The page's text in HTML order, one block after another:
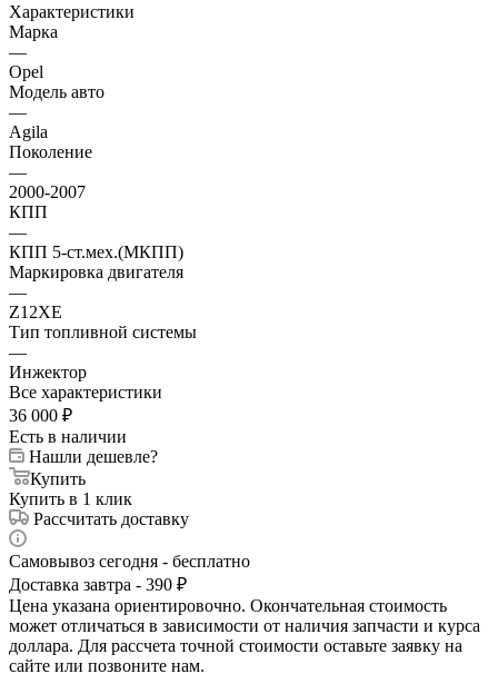
Характеристики
Марка
—
Opel
Модель авто
—
Agila
Поколение
—
2000-2007
КПП
—
КПП 5-ст.мех.(МКПП)
Маркировка двигателя
—
Z12XE
Тип топливной системы
—
Инжектор
Все характеристики
36 000 ₽
Есть в наличии
Нашли дешевле?
Купить
Купить в 1 клик
Рассчитать доставку
Самовывоз сегодня - бесплатно
Доставка завтра - 390 ₽
Цена указана ориентировочно. Окончательная стоимость
может отличаться в зависимости от наличия запчасти и курса
доллара. Для рассчета точной стоимости оставьте заявку на
сайте или позвоните нам.